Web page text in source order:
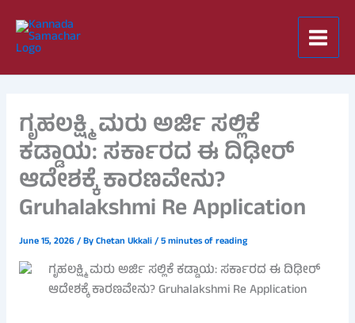
content
ಗೃಹಲಕ್ಷ್ಮಿ ಮರು ಅರ್ಜಿ ಸಲ್ಲಿಕೆ
ಕಡ್ಡಾಯ: ಸರ್ಕಾರದ ಈ ದಿಢೀರ್
ಆದೇಶಕ್ಕೆ ಕಾರಣವೇನು?
Gruhalakshmi Re Application
June 15, 2026/ ByChetan Ukkali/5 minutes of reading